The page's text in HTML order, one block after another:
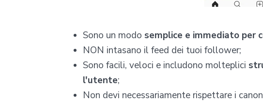
Sono un modo semplice e immediato per
NON intasano il feed dei tuoi follower;
Sono facili, veloci e includono molteplici
l'utente;
Non devi necessariamente rispettare i